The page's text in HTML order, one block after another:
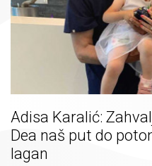
Adisa Karalić:
Dea naš put do
lagan